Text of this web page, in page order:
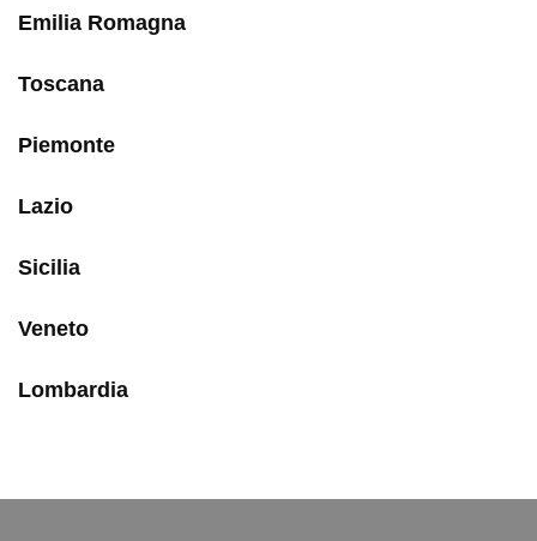
Emilia Romagna
Toscana
Piemonte
Lazio
Sicilia
Veneto
Lombardia